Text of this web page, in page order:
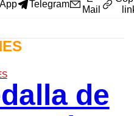
Telegram
Mail
de